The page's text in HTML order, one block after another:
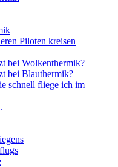
Piloten kreisen
bei Wolkenthermik?
bei Blauthermik?
schnell fliege ich im